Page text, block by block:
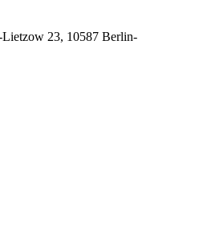
Lietzow 23, 10587 Berlin-